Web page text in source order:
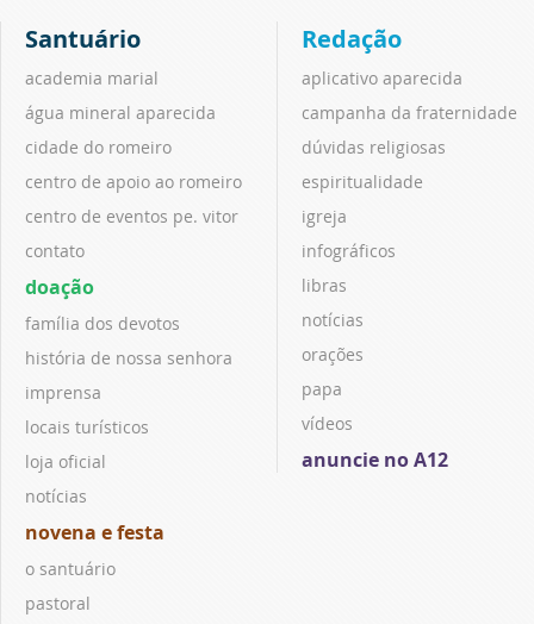
Santuário
academia marial
água mineral aparecida
cidade do romeiro
centro de apoio ao romeiro
centro de eventos pe. vitor
contato
doação
família dos devotos
história de nossa senhora
imprensa
locais turísticos
loja oficial
notícias
novena e festa
o santuário
pastoral
Redação
aplicativo aparecida
campanha da fraternidade
dúvidas religiosas
espiritualidade
igreja
infográficos
libras
notícias
orações
papa
vídeos
anuncie no A12